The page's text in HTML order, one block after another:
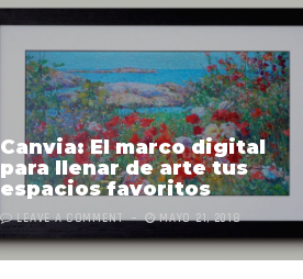
Canvia: El marco digital
para llenar de arte tus
espacios favoritos
LEAVE A COMMENT MAYO 21, 2018